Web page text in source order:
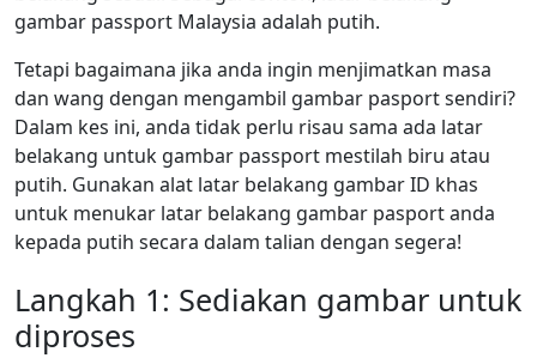
gambar passport Malaysia adalah putih.
Tetapi bagaimana jika anda ingin menjimatkan masa
dan wang dengan mengambil gambar pasport sendiri?
Dalam kes ini, anda tidak perlu risau sama ada latar
belakang untuk gambar passport mestilah biru atau
putih. Gunakan alat latar belakang gambar ID khas
untuk menukar latar belakang gambar pasport anda
kepada putih secara dalam talian dengan segera!
Langkah 1: Sediakan gambar untuk
diproses